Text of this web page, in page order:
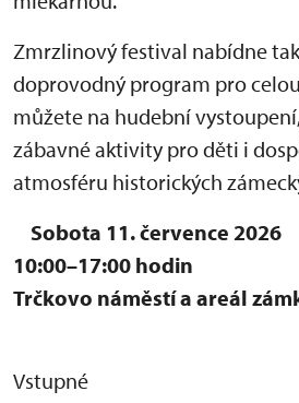
Zmrzlinový festival nabídne
doprovodný program pro
můžete na hudební
zábavné aktivity pro děti i
atmosféru historických
Sobota 11. července 2026
10:00–17:00 hodin
Trčkovo náměstí a areál
Vstupné